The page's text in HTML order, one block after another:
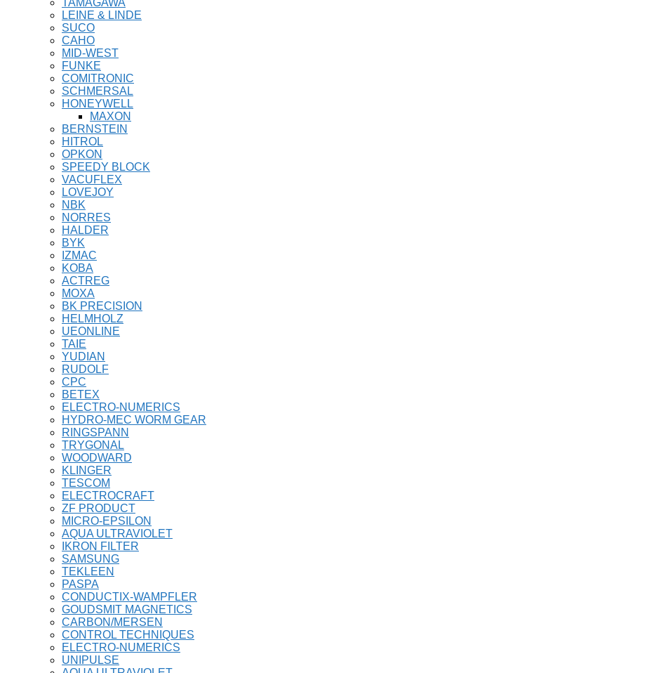
TAMAGAWA
LEINE & LINDE
SUCO
CAHO
MID-WEST
FUNKE
COMITRONIC
SCHMERSAL
HONEYWELL
MAXON
BERNSTEIN
HITROL
OPKON
SPEEDY BLOCK
VACUFLEX
LOVEJOY
NBK
NORRES
HALDER
BYK
IZMAC
KOBA
ACTREG
MOXA
BK PRECISION
HELMHOLZ
UEONLINE
TAIE
YUDIAN
RUDOLF
CPC
BETEX
ELECTRO-NUMERICS
HYDRO-MEC WORM GEAR
RINGSPANN
TRYGONAL
WOODWARD
KLINGER
TESCOM
ELECTROCRAFT
ZF PRODUCT
MICRO-EPSILON
AQUA ULTRAVIOLET
IKRON FILTER
SAMSUNG
TEKLEEN
PASPA
CONDUCTIX-WAMPFLER
GOUDSMIT MAGNETICS
CARBON/MERSEN
CONTROL TECHNIQUES
ELECTRO-NUMERICS
UNIPULSE